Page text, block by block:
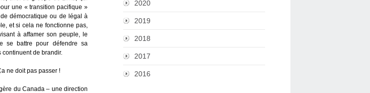
une « transition pacifique »
démocratique ou de légal à
et si cela ne fonctionne pas,
à affamer son peuple, le
se battre pour défendre sa
continuent de brandir.
ne doit pas passer !
du Canada – une direction
2020
2019
2018
2017
2016